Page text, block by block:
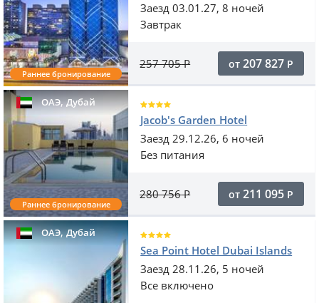
Раннее бронирование
Заезд 03.01.27, 8 ночей
Завтрак
257 705Р от 207 827 Р
ОАЭ,Дубай
Раннее бронирование
Jacob's Garden Hotel
Заезд 29.12.26, 6 ночей
Без питания
280 756Р от 211 095 Р
ОАЭ,Дубай
Sea Point Hotel Dubai Islands
Заезд 28.11.26, 5 ночей
Все включено